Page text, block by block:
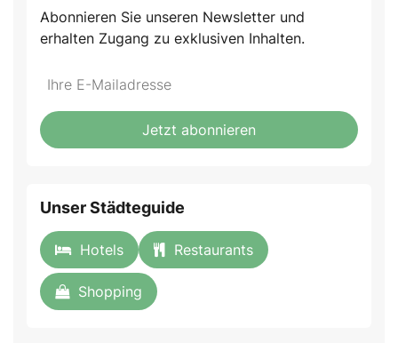
Abonnieren Sie unseren Newsletter und
erhalten Zugang zu exklusiven Inhalten.
Do
fill
this
*Ihre
Mailadresse:
Jetzt abonnieren
Unser Städteguide
Hotels Restaurants
Shopping